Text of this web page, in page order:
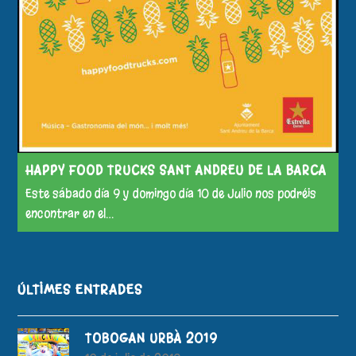
HAPPY FOOD TRUCKS SANT ANDREU DE LA BARCA
Este sábado día 9 y domingo día 10 de Julio nos podréis
encontrar en el…
ÚLTIMES ENTRADES
TOBOGAN URBÀ 2019